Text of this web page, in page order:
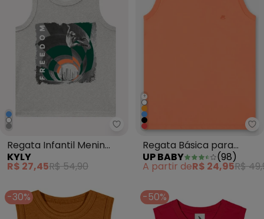
Kyly - Regata Infantil Menin
Regata Infantil Menin
Skate Cinza
KYLY
R$ 27,45R$ 54,90
+
Regata Básica para
Menino Laranja
UP BABY (98)
A partir deR$ 24,95R$
-30% -50%